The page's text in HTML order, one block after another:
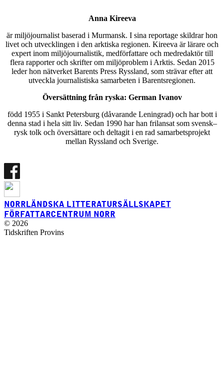
Anna Kireeva
är miljöjournalist baserad i Murmansk. I sina reportage skildrar hon
livet och utvecklingen i den arktiska regionen. Kireeva är lärare och
expert inom miljöjournalistik, medförfattare och medredaktör till
flera rapporter och skrifter om miljöproblem i Arktis. Sedan 2015
leder hon nätverket Barents Press Ryssland, som strävar efter att
utveckla journalistiska samarbeten i Barentsregionen.
Översättning från ryska: German Ivanov
född 1955 i Sankt Petersburg (dåvarande Leningrad) och har bott i
denna stad i hela sitt liv. Sedan 1990 har han frilansat som svensk–
rysk tolk och översättare och deltagit i en rad samarbetsprojekt
mellan Ryssland och Sverige.
NORRLÄNDSKA LITTERATURSÄLLSKAPET
FÖRFATTARCENTRUM NORR
© 2026
Tidskriften Provins